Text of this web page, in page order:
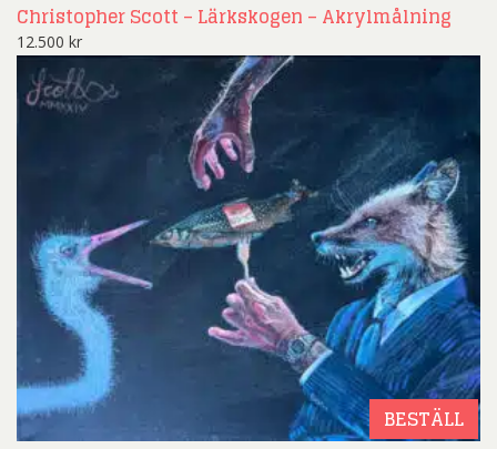
Christopher Scott – Lärkskogen – Akrylmålning
12.500 kr
BESTÄLL